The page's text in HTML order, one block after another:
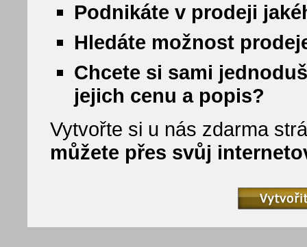
Podnikáte v prodeji
Hledáte možnost
Chcete si sami
jejich cenu a popis?
Vytvořte si u nás zdarma
můžete přes svůj